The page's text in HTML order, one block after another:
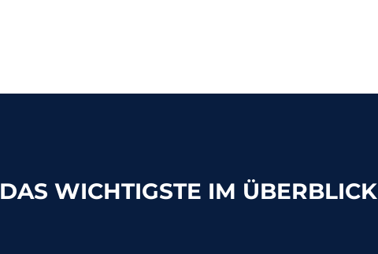
DAS WICHTIGSTE IM ÜBERBLICK